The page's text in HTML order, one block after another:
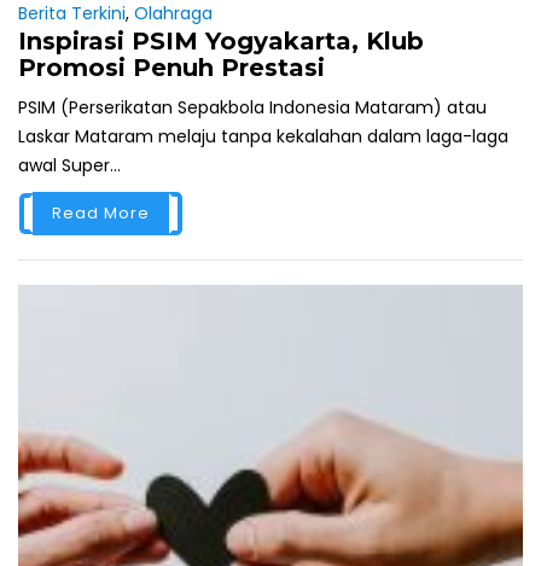
Berita Terkini, Olahraga
Inspirasi PSIM Yogyakarta, Klub
Promosi Penuh Prestasi
PSIM (Perserikatan Sepakbola Indonesia Mataram) atau
Laskar Mataram melaju tanpa kekalahan dalam laga-laga
awal Super...
Read More